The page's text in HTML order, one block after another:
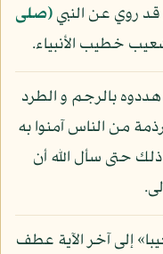
روي عن النبي(صلى
خطيب الأنبياء.
هددوه بالرجم و الطرد
من الناس آمنوا به
حتى سأل الله أن
إلى آخر الآية عطف